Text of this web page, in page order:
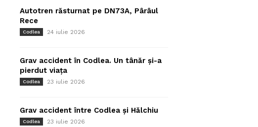
Autotren răsturnat pe DN73A, Pârâul
Rece
Codlea 24 iulie 2026
Grav accident în Codlea. Un tânăr și-a
pierdut viața
Codlea 23 iulie 2026
Grav accident între Codlea și Hălchiu
Codlea 23 iulie 2026